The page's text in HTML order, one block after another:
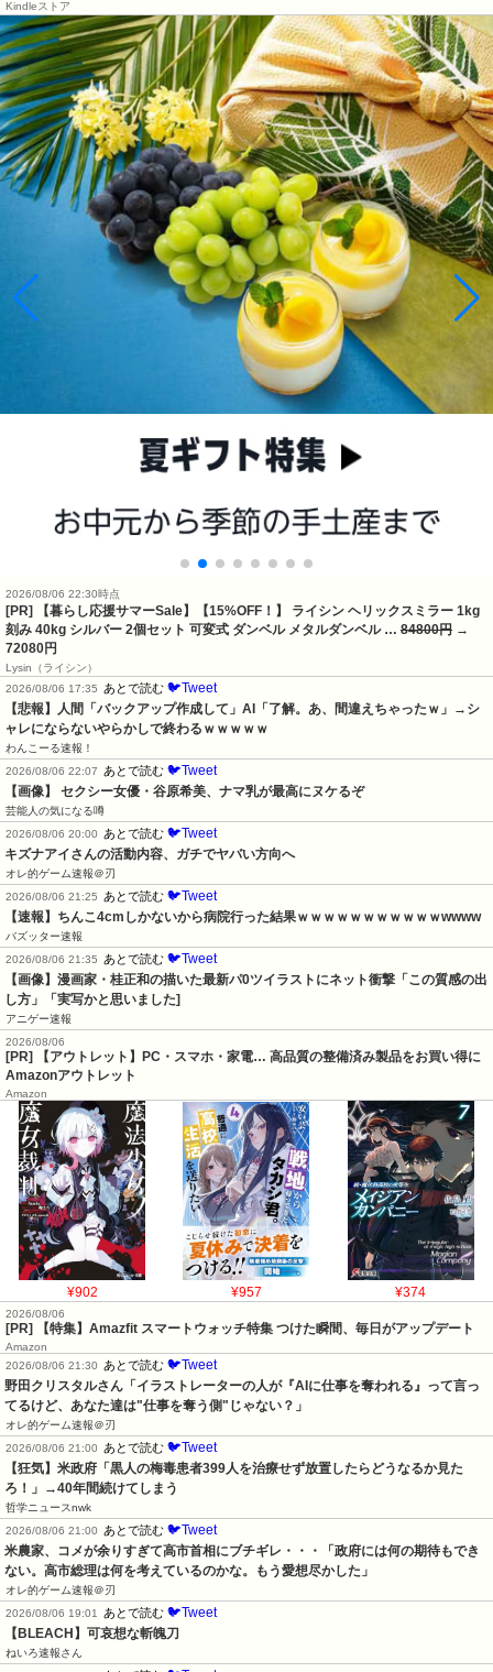
Kindleストア
2026/08/06 22:30時点
[PR] 【暮らし応援サマーSale】【15%OFF！】 ライシン ヘリックスミラー 1kg
刻み 40kg シルバー 2個セット 可変式 ダンベル メタルダンベル … 84800円 →
72080円
Lysin（ライシン）
2026/08/06 17:35
あとで読む 🐦Tweet
【悲報】人間「バックアップ作成して」AI「了解。あ、間違えちゃったｗ」→シ
ャレにならないやらかしで終わるｗｗｗｗｗ
わんこーる速報！
2026/08/06 22:07
あとで読む 🐦Tweet
【画像】 セクシー女優・谷原希美、ナマ乳が最高にヌケるぞ
芸能人の気になる噂
2026/08/06 20:00
あとで読む 🐦Tweet
キズナアイさんの活動内容、ガチでヤバい方向へ
オレ的ゲーム速報＠刃
2026/08/06 21:25
あとで読む 🐦Tweet
【速報】ちんこ4cmしかないから病院行った結果ｗｗｗｗｗｗｗｗｗｗｗwwww
バズッター速報
2026/08/06 21:35
あとで読む 🐦Tweet
【画像】漫画家・桂正和の描いた最新パ0ツイラストにネット衝撃「この質感の出
し方」「実写かと思いました]
アニゲー速報
2026/08/06
[PR] 【アウトレット】PC・スマホ・家電… 高品質の整備済み製品をお買い得に
Amazonアウトレット
Amazon
¥902 ¥957 ¥374
2026/08/06
[PR] 【特集】Amazfit スマートウォッチ特集 つけた瞬間、毎日がアップデート
Amazon
2026/08/06 21:30
あとで読む 🐦Tweet
野田クリスタルさん「イラストレーターの人が『AIに仕事を奪われる』って言っ
てるけど、あなた達は"仕事を奪う側"じゃない？」
オレ的ゲーム速報＠刃
2026/08/06 21:00
あとで読む 🐦Tweet
【狂気】米政府「黒人の梅毒患者399人を治療せず放置したらどうなるか見た
ろ！」→40年間続けてしまう
哲学ニュースnwk
2026/08/06 21:00
あとで読む 🐦Tweet
米農家、コメが余りすぎて高市首相にブチギレ・・・「政府には何の期待もでき
ない。高市総理は何を考えているのかな。もう愛想尽かした」
オレ的ゲーム速報＠刃
2026/08/06 19:01
あとで読む 🐦Tweet
【BLEACH】可哀想な斬魄刀
ねいろ速報さん